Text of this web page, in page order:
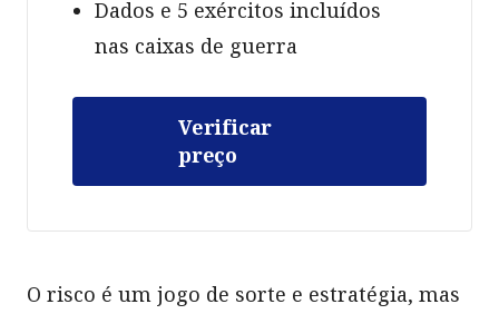
Dados e 5 exércitos incluídos
nas caixas de guerra
Verificar
preço
O risco é um jogo de sorte e estratégia, mas